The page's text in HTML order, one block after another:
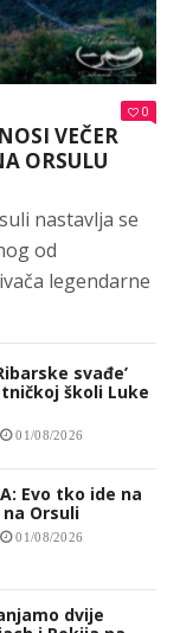
0
VEČER
ORSULU
nastavlja se
od
legendarne
svađe’
školi Luke
01/08/2026
Evo tko ide na
Orsuli
01/08/2026
dvije